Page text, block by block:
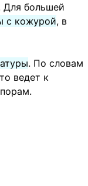
Для большей
с кожурой, в
. По словам
ведет к